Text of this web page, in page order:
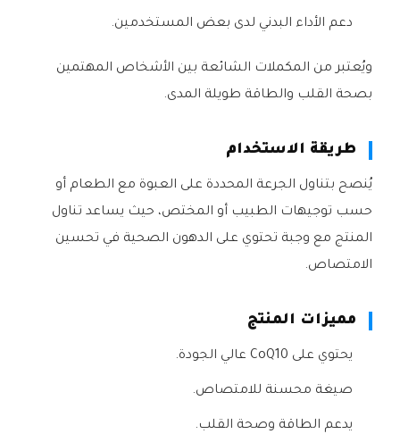
دعم الأداء البدني لدى بعض المستخدمين.
ويُعتبر من المكملات الشائعة بين الأشخاص المهتمين
بصحة القلب والطاقة طويلة المدى.
طريقة الاستخدام
يُنصح بتناول الجرعة المحددة على العبوة مع الطعام أو
حسب توجيهات الطبيب أو المختص، حيث يساعد تناول
المنتج مع وجبة تحتوي على الدهون الصحية في تحسين
الامتصاص.
مميزات المنتج
يحتوي على CoQ10 عالي الجودة.
صيغة محسنة للامتصاص.
يدعم الطاقة وصحة القلب.